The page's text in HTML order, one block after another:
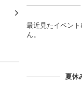
最近見たイベン
ん。
夏休